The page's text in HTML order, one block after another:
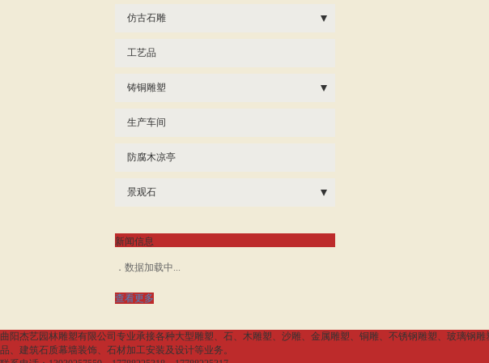
仿古石雕
- 仿古石雕
工艺品
铸铜雕塑
- 铜雕人物雕塑
生产车间
防腐木凉亭
景观石
- 雪浪石
新闻信息
数据加载中...
查看更多
曲阳杰艺园林雕塑有限公司专业承接各种大型雕塑、石、木雕塑、沙雕、金属雕塑、铜雕、不锈钢雕塑、玻璃钢
品、建筑石质幕墙装饰、石材加工安装及设计等业务。